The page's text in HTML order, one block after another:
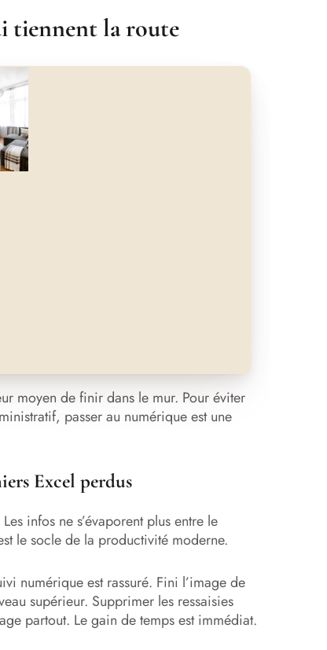
tiennent la route
moyen de finir dans le mur. Pour éviter
passer au numérique est une
Excel perdus
infos ne s’évaporent plus entre le
le socle de la productivité moderne.
numérique est rassuré. Fini l’image de
supérieur. Supprimer les ressaisies
partout. Le gain de temps est immédiat.